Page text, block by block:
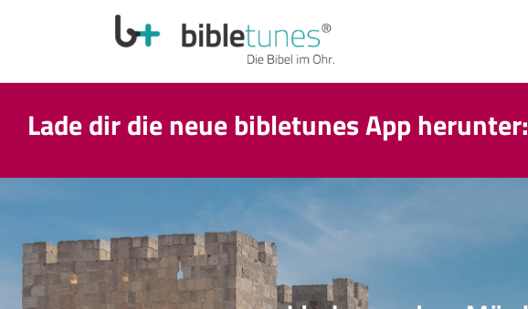
Lade dir die neue bibletunes App herunter: